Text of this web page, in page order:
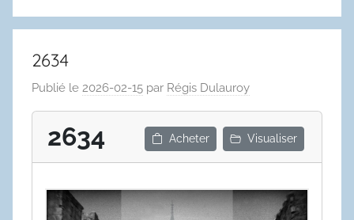
2634
Publié le 2026-02-15 par Régis Dulauroy
2634 Acheter Visualiser